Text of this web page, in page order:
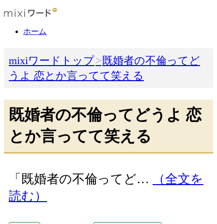
ホーム
mixiワードトップ
既婚者の不倫ってど
うよ 恋とか言ってて笑える
既婚者の不倫ってどうよ 恋
とか言ってて笑える
「既婚者の不倫ってど…
（全文を
読む）